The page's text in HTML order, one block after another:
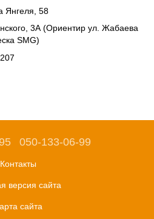
Янгеля, 58
3А (Ориентир ул. Жабаева
SMG)
050-133-06-99
Контакты
версия сайта
сайта